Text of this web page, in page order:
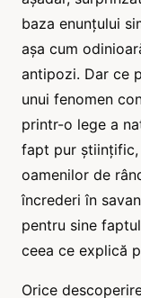
baza enunțului
așa cum
antipozi. Dar ce
unui fenomen
printr-o lege a
fapt pur științific,
oamenilor de
încrederi în
pentru sine
ceea ce explică
Orice